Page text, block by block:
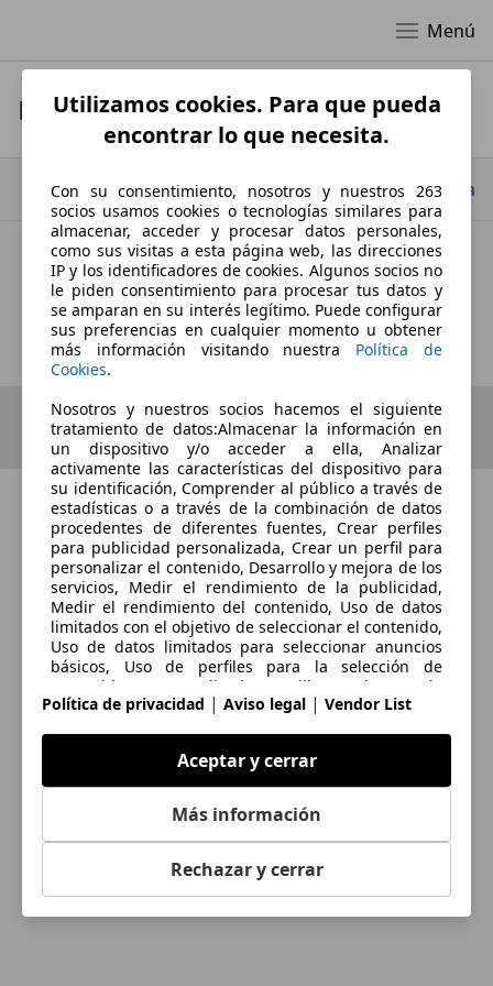
Menú
Datos de empresa
Ir arriba
GT CARS PREMIUM LAS PALMAS
Datos de empresa
Utilizamos cookies. Para que pueda
encontrar lo que necesita.
Con su consentimiento, nosotros y nuestros 263
socios usamos cookies o tecnologías similares para
almacenar, acceder y procesar datos personales,
como sus visitas a esta página web, las direcciones
IP y los identificadores de cookies. Algunos socios no
le piden consentimiento para procesar tus datos y
se amparan en su interés legítimo. Puede configurar
sus preferencias en cualquier momento u obtener
más información visitando nuestra Política de
Cookies.
Nosotros y nuestros socios hacemos el siguiente
tratamiento de datos:Almacenar la información en
un dispositivo y/o acceder a ella, Analizar
activamente las características del dispositivo para
su identificación, Comprender al público a través de
estadísticas o a través de la combinación de datos
procedentes de diferentes fuentes, Crear perfiles
para publicidad personalizada, Crear un perfil para
personalizar el contenido, Desarrollo y mejora de los
servicios, Medir el rendimiento de la publicidad,
Medir el rendimiento del contenido, Uso de datos
limitados con el objetivo de seleccionar el contenido,
Uso de datos limitados para seleccionar anuncios
básicos, Uso de perfiles para la selección de
contenido personalizado, Utilizar datos de
localización geográfica precisa, Utilizar perfiles para
Las cookies, los identificadores de dispositivos o los
identificadores online de similares características (p.
ej., los identificadores basados en inicio de sesión,
los identificadores asignados aleatoriamente, los
identificadores basados en la red), junto con otra
información (p. ej., la información y el tipo del
navegador, el idioma, el tamaño de la pantalla, las
tecnologías compatibles, etc.), pueden almacenarse
o leerse en tu dispositivo a fin de reconocerlo
Política de privacidad | Aviso legal | Vendor List
Aceptar y cerrar
Más información
Rechazar y cerrar